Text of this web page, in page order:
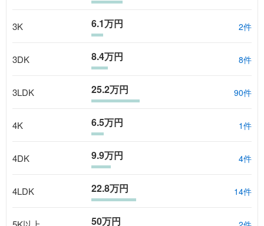
3K 6.1万円 2件
3DK 8.4万円 8件
3LDK 25.2万円 90件
4K 6.5万円 1件
4DK 9.9万円 4件
4LDK 22.8万円 14件
50万円